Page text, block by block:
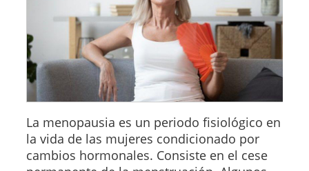
La menopausia es un periodo fisiológico en
la vida de las mujeres condicionado por
cambios hormonales. Consiste en el cese